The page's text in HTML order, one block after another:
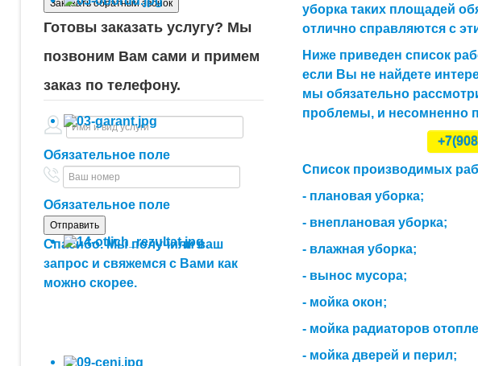
Заказать обратный звонок
Готовы заказать услугу? Мы
позвоним Вам сами и примем
заказ по телефону.
Обязательное поле
Обязательное поле
Спасибо. Мы получили ваш
запрос и свяжемся с Вами как
можно скорее.
уборка таких площадей
отлично справляются с
Ниже приведен список
если Вы не найдете
мы обязательно
проблемы, и несомненно
Список производимых
- плановая уборка;
- внеплановая уборка;
- влажная уборка;
- вынос мусора;
- мойка окон;
- мойка радиаторов
- мойка дверей и перил;